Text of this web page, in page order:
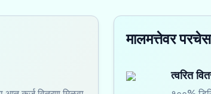
मालमत्तेवर
त्वरित